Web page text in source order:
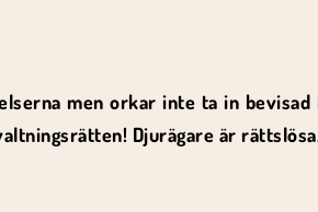
men orkar inte ta in
Djurägare är